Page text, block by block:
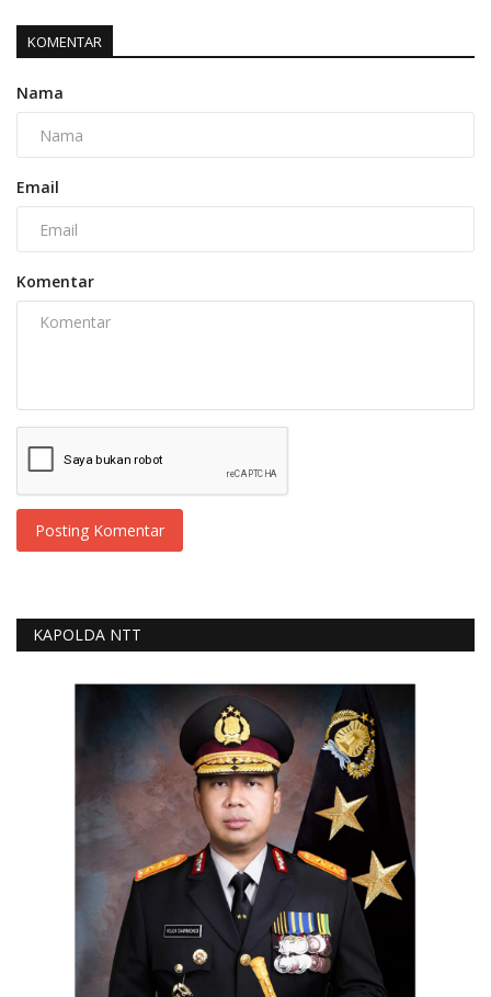
KOMENTAR
Nama
Email
Komentar
Posting Komentar
KAPOLDA NTT